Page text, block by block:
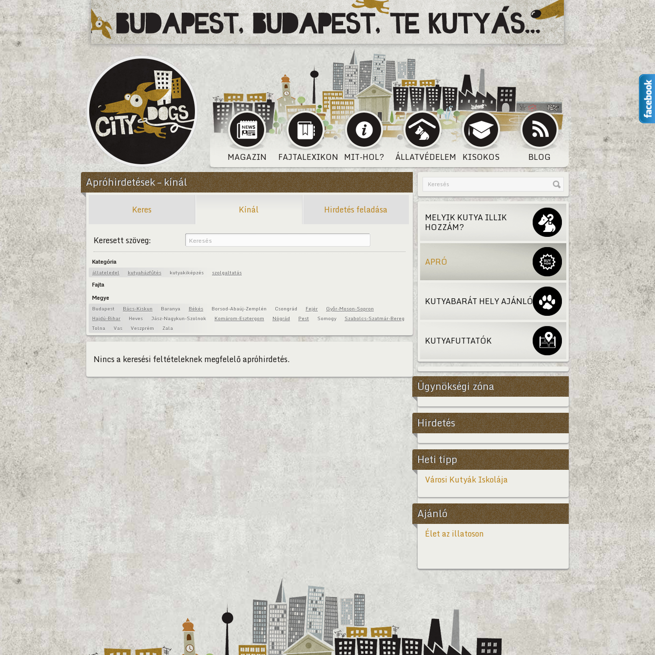
CityDogs
MAGAZIN FAJTALEXIKON MIT-HOL? ÁLLATVÉDELEM KISOKOS BLOG
Apróhirdetések – kínál
Keres Kínál Hirdetés feladása
Keresett szöveg:
Kategória
állateledel kutyaházfűtés kutyakiképzés szolgaltatás
Fajta
Megye
Budapest Bács-Kiskun Baranya Békés Borsod-Abaúj-Zemplén Csongrád Fejér
Győr-Moson-Sopron
Hajdú-Bihar
Heves Jász-Nagykun-Szolnok Komárom-Esztergom Nógrád Pest Somogy
Szabolcs-Szatmár-Bereg
Tolna
Vas Veszprém Zala
Nincs a keresési feltételeknek megfelelő apróhirdetés.
MELYIK KUTYA ILLIK
HOZZÁM?
APRÓ
KUTYABARÁT HELY AJÁNLÓ
KUTYAFUTTATÓK
Ügynökségi zóna
Hirdetés
Heti tipp
Városi Kutyák Iskolája
Ajánló
Élet az illatoson